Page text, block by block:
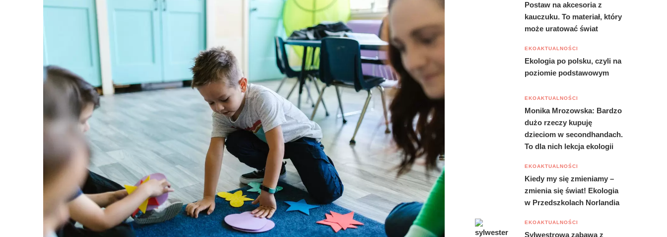
Postaw na akcesoria z
kauczuku. To materiał, który
może uratować świat
EKOAKTUALNOŚCI
Ekologia po polsku, czyli na
poziomie podstawowym
EKOAKTUALNOŚCI
Monika Mrozowska: Bardzo
dużo rzeczy kupuję
dzieciom w secondhandach.
To dla nich lekcja ekologii
EKOAKTUALNOŚCI
Kiedy my się zmieniamy –
zmienia się świat! Ekologia
w Przedszkolach Norlandia
EKOAKTUALNOŚCI
Sylwestrowa zabawa z